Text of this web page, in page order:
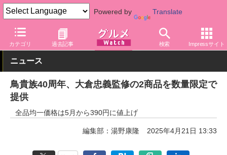
Powered by Translate
カテゴリ 過去記事 検索 Impressサイト
グルメ Watch 店舗 居酒屋 鳥貴族
ニュース
鳥貴族40周年、大倉忠義監修の2商品を数量限定で
提供
全品均一価格は5月から390円に値上げ
編集部：湯野康隆 2025年4月21日 13:33